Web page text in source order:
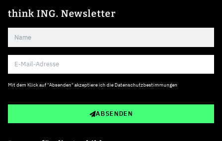
think ING. Newsletter
Mit dem Klick auf "Absenden" akzeptiere ich die Datenschutzbestimmungen
ABSENDEN